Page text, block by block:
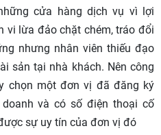
cửa hàng dịch vụ vì lợi
vi lừa đảo chặt chém, tráo đổi
nhưng nhân viên thiếu đạo
sản tại nhà khách. Nên công
chọn một đơn vị đã đăng ký
và có số điện thoại cố
sự uy tín của đơn vị đó